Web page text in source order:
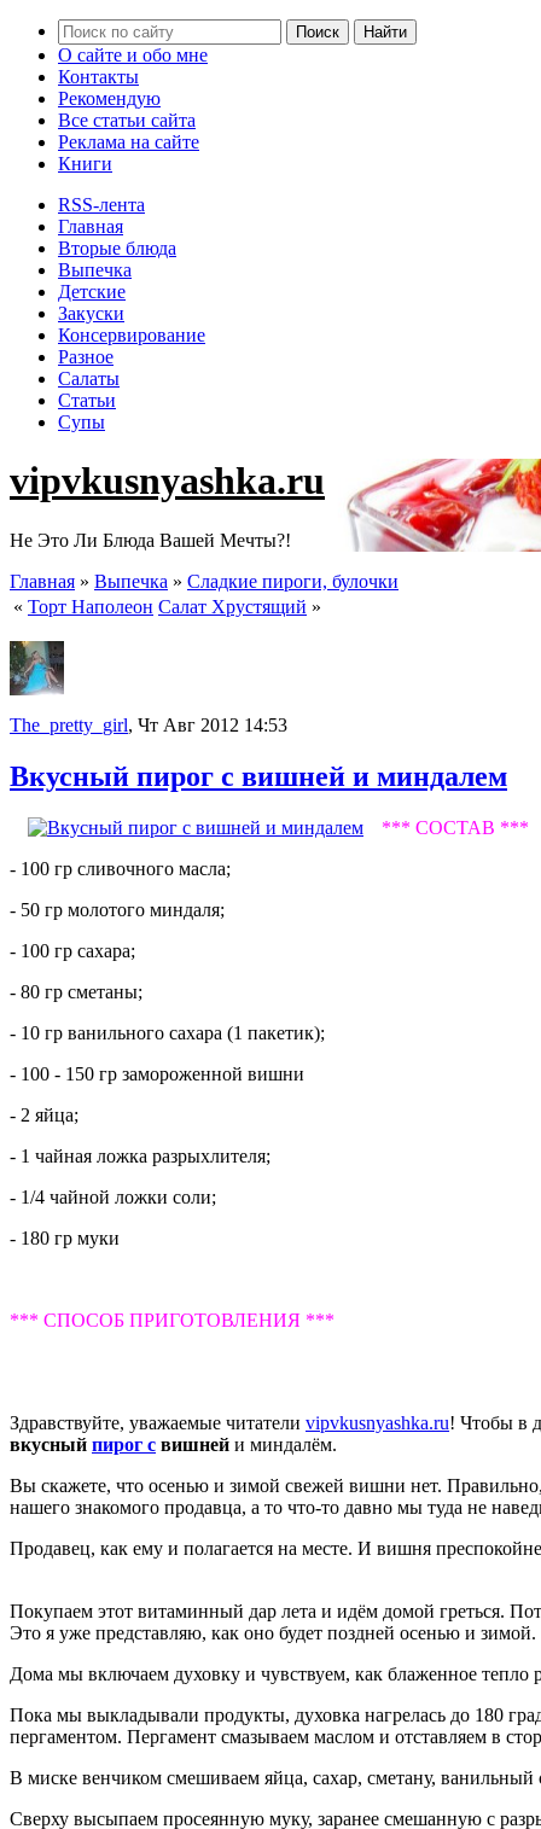
О сайте и обо мне
Контакты
Рекомендую
Все статьи сайта
Реклама на сайте
Книги
RSS-лента
Главная
Вторые блюда
Выпечка
Детские
Закуски
Консервирование
Разное
Салаты
Статьи
Супы
vipvkusnyashka.ru
Не Это Ли Блюда Вашей Мечты?!
Главная » Выпечка » Сладкие пироги, булочки
« Торт Наполеон Салат Хрустящий »
The_pretty_girl, Чт Авг 2012 14:53
Вкусный пирог с вишней и миндалем
*** СОСТАВ ***
- 100 гр сливочного масла;
- 50 гр молотого миндаля;
- 100 гр сахара;
- 80 гр сметаны;
- 10 гр ванильного сахара (1 пакетик);
- 100 - 150 гр замороженной вишни
- 2 яйца;
- 1 чайная ложка разрыхлителя;
- 1/4 чайной ложки соли;
- 180 гр муки
*** СПОСОБ ПРИГОТОВЛЕНИЯ ***
Здравствуйте, уважаемые читатели vipvkusnyashka.ru! Чтобы в
вкусный пирог с вишней и миндалём.
Вы скажете, что осенью и зимой свежей вишни нет.
нашего знакомого продавца, а то что-то давно мы туда не
Продавец, как ему и полагается на месте. И вишня
Покупаем этот витаминный дар лета и идём домой греться.
Это я уже представляю, как оно будет поздней осенью и зимой.
Дома мы включаем духовку и чувствуем, как блаженное тепло
Пока мы выкладывали продукты, духовка нагрелась до 180
пергаментом. Пергамент смазываем маслом и отставляем в
В миске венчиком смешиваем яйца, сахар, сметану,
Сверху высыпаем просеянную муку, заранее смешанную с